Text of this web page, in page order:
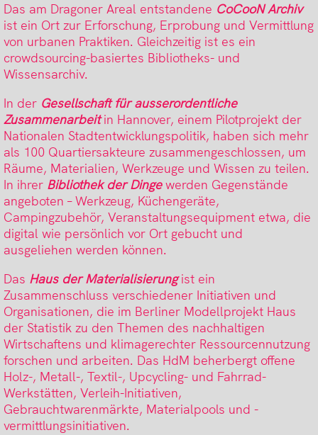
Das am Dragoner Areal entstandene CoCooN Archiv
ist ein Ort zur Erforschung, Erprobung und Vermittlung
von urbanen Praktiken. Gleichzeitig ist es ein
crowdsourcing-basiertes Bibliotheks- und
Wissensarchiv.
In der Gesellschaft für ausserordentliche
Zusammenarbeitin Hannover, einem Pilotprojekt der
Nationalen Stadtentwicklungspolitik, haben sich mehr
als 100 Quartiersakteure zusammengeschlossen, um
Räume, Materialien, Werkzeuge und Wissen zu teilen.
In ihrer Bibliothek der Dingewerden Gegenstände
angeboten – Werkzeug, Küchengeräte,
Campingzubehör, Veranstaltungsequipment etwa, die
digital wie persönlich vor Ort gebucht und
ausgeliehen werden können.
Das Haus der Materialisierungist ein
Zusammenschluss verschiedener Initiativen und
Organisationen, die im Berliner Modellprojekt Haus
der Statistik zu den Themen des nachhaltigen
Wirtschaftens und klimagerechter Ressourcennutzung
forschen und arbeiten. Das HdM beherbergt offene
Holz-, Metall-, Textil-, Upcycling- und Fahrrad-
Werkstätten, Verleih-Initiativen,
Gebrauchtwarenmärkte, Materialpools und -
vermittlungsinitiativen.